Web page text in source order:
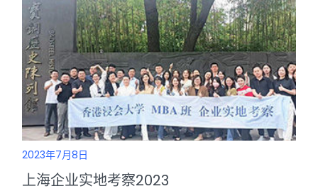
2023年7月8日
上海企业实地考察2023